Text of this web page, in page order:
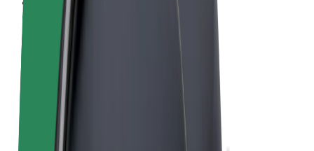
Qaydalar və Şərtlər
Məxfilik
Kukilər
© 2026 Bolt Technology OÜ
Məhsullar